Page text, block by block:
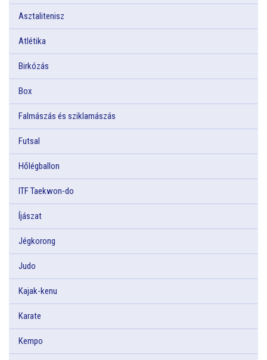
Asztalitenisz
Atlétika
Birkózás
Box
Falmászás és sziklamászás
Futsal
Hőlégballon
ITF Taekwon-do
Íjászat
Jégkorong
Judo
Kajak-kenu
Karate
Kempo